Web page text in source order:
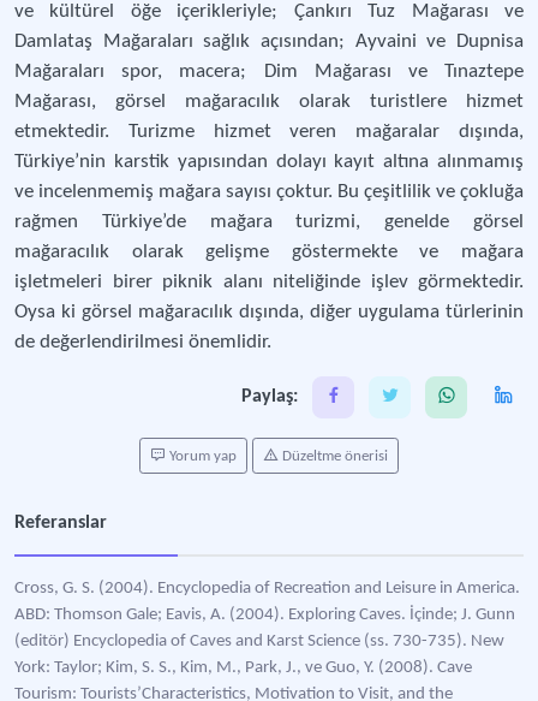
ve kültürel öğe içerikleriyle; Çankırı Tuz Mağarası ve
Damlataş Mağaraları sağlık açısından; Ayvaini ve Dupnisa
Mağaraları spor, macera; Dim Mağarası ve Tınaztepe
Mağarası, görsel mağaracılık olarak turistlere hizmet
etmektedir. Turizme hizmet veren mağaralar dışında,
Türkiye’nin karstik yapısından dolayı kayıt altına alınmamış
ve incelenmemiş mağara sayısı çoktur. Bu çeşitlilik ve çokluğa
rağmen Türkiye’de mağara turizmi, genelde görsel
mağaracılık olarak gelişme göstermekte ve mağara
işletmeleri birer piknik alanı niteliğinde işlev görmektedir.
Oysa ki görsel mağaracılık dışında, diğer uygulama türlerinin
de değerlendirilmesi önemlidir.
Paylaş:
Yorum yap Düzeltme önerisi
Referanslar
Cross, G. S. (2004). Encyclopedia of Recreation and Leisure in America.
ABD: Thomson Gale; Eavis, A. (2004). Exploring Caves. İçinde; J. Gunn
(editör) Encyclopedia of Caves and Karst Science (ss. 730-735). New
York: Taylor; Kim, S. S., Kim, M., Park, J., ve Guo, Y. (2008). Cave
Tourism: Tourists’Characteristics, Motivation to Visit, and the